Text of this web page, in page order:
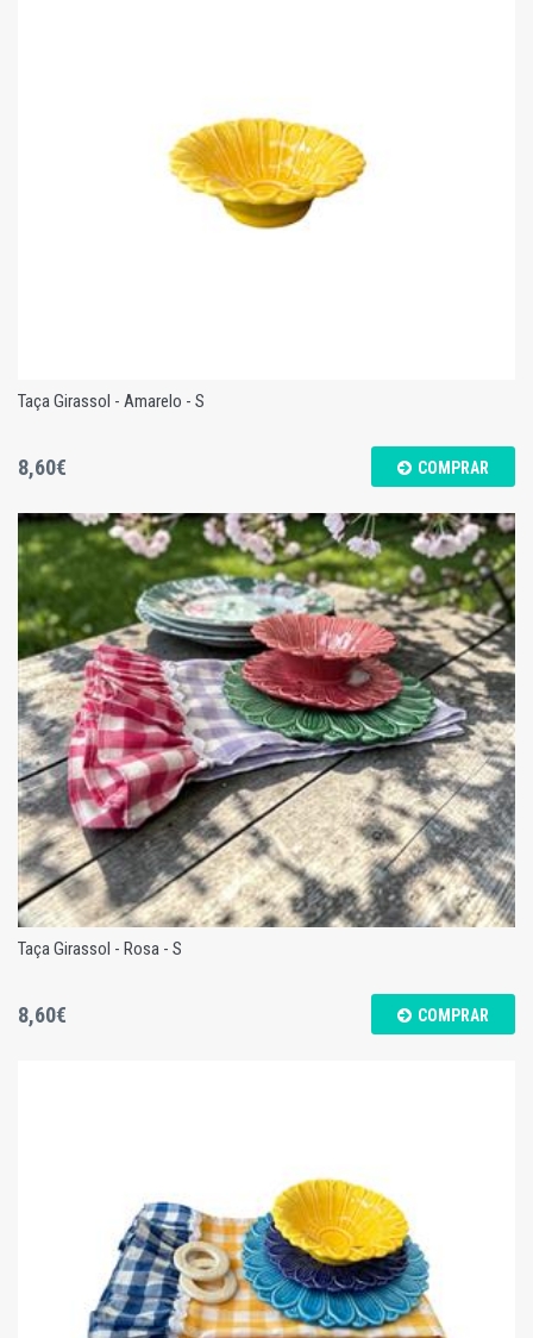
Taça Girassol - Amarelo - S
Taça Girassol - Amarelo - S
8,60€ COMPRAR
Taça Girassol - Rosa - S
8,60€ COMPRAR